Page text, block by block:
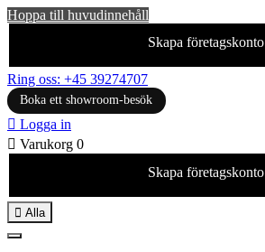
Hoppa till huvudinnehåll
Skapa företagskonto
Ring oss: +45 39274707
Boka ett showroom-besök
 Logga in
 Varukorg 0
Skapa företagskonto
 Alla